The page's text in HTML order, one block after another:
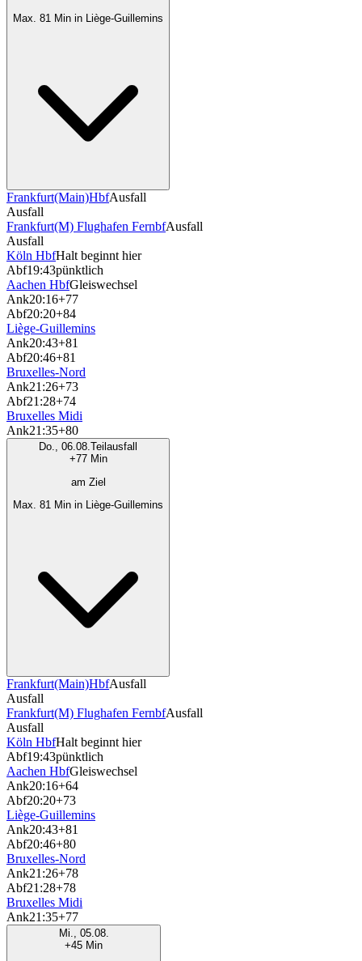
Max. 81 Min in Liège-Guillemins
Frankfurt(Main)HbfAusfall
Ausfall
Frankfurt(M) Flughafen FernbfAusfall
Ausfall
Köln HbfHalt beginnt hier
Abf19:43pünktlich
Aachen HbfGleiswechsel
Ank20:16+77
Abf20:20+84
Liège-Guillemins
Ank20:43+81
Abf20:46+81
Bruxelles-Nord
Ank21:26+73
Abf21:28+74
Bruxelles Midi
Ank21:35+80
Do., 06.08.Teilausfall
+77 Min
am Ziel
Max. 81 Min in Liège-Guillemins
Frankfurt(Main)HbfAusfall
Ausfall
Frankfurt(M) Flughafen FernbfAusfall
Ausfall
Köln HbfHalt beginnt hier
Abf19:43pünktlich
Aachen HbfGleiswechsel
Ank20:16+64
Abf20:20+73
Liège-Guillemins
Ank20:43+81
Abf20:46+80
Bruxelles-Nord
Ank21:26+78
Abf21:28+78
Bruxelles Midi
Ank21:35+77
Mi., 05.08.
+45 Min